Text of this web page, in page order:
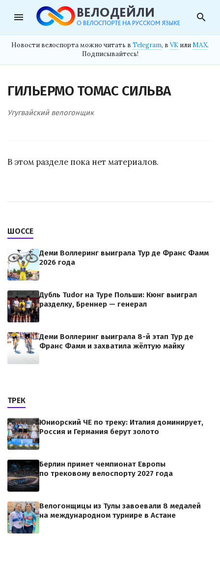
menu search
Новости велоспорта можно читать в Telegram, в VK илиMAX.
Подписывайтесь!
ГИЛЬЕРМО ТОМАС СИЛЬВА
Угугвайский велогонщик
В этом разделе пока нет материалов.
ШОССЕ
Деми Воллеринг выиграла Тур де Франс Фамм
2026 года
Дубль Tudor на Туре Польши: Кюнг выиграл
разделку, Бреннер — генерал
Деми Воллеринг выиграла 8-й этап Тур де
Франс Фамм и захватила жёлтую майку
ТРЕК
Юниорский ЧЕ по треку: Италия доминирует,
Россия и Германия берут золото
Берлин примет чемпионат Европы
по трековому велоспорту 2027 года
Велогонщицы из Тулы завоевали 8 медалей
на международном турнире в Астане